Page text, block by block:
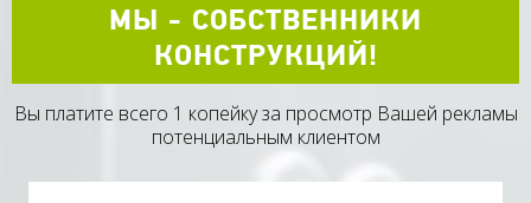
МЫ - СОБСТВЕННИКИ
КОНСТРУКЦИЙ!
Вы платите всего 1 копейку за просмотр Вашей рекламы
потенциальным клиентом